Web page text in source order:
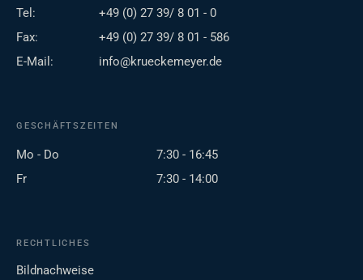
Tel:
+49 (0) 27 39/ 8 01 - 0
Fax:
+49 (0) 27 39/ 8 01 - 586
E-Mail:
info@krueckemeyer.de
GESCHÄFTSZEITEN
Mo - Do
7:30 - 16:45
Fr
7:30 - 14:00
RECHTLICHES
Bildnachweise